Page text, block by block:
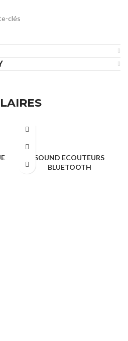
clés
SOUND ECOUTEURS
BLUETOOTH